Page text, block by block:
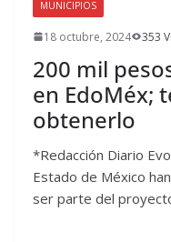
MUNICIPIOS
18 octubre, 2024 353
200 mil
en EdoMéx;
obtenerlo
*Redacción Diario
Estado de México
ser parte del